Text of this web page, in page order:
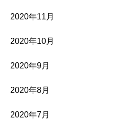
2020年11月
2020年10月
2020年9月
2020年8月
2020年7月